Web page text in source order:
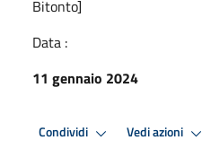
Bitonto]
Data :
11 gennaio 2024
Condividi Vedi azioni